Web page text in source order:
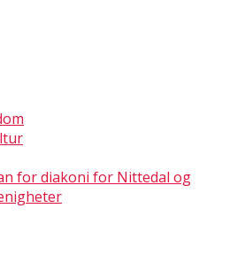
for diakoni for Nittedal og